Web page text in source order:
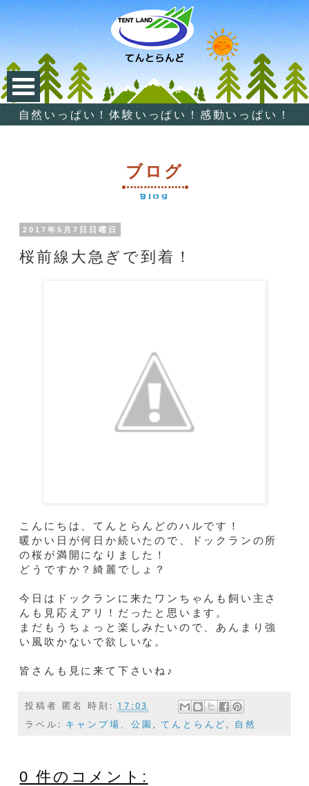
自然いっぱい！体験いっぱい！感動いっぱい！
ブログ
Blog
2017年5月7日日曜日
桜前線大急ぎで到着！
こんにちは、てんとらんどのハルです！
暖かい日が何日か続いたので、ドックランの所
の桜が満開になりました！
どうですか？綺麗でしょ？
今日はドックランに来たワンちゃんも飼い主さ
んも見応えアリ！だったと思います。
まだもうちょっと楽しみたいので、あんまり強
い風吹かないで欲しいな。
皆さんも見に来て下さいね♪
投稿者 匿名 時刻: 17:03
ラベル: キャンプ場、公園 ,てんとらんど , 自然
0 件のコメント: